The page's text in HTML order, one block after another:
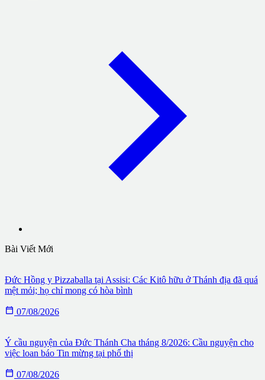
Bài Viết Mới
Đức Hồng y Pizzaballa tại Assisi: Các Kitô hữu ở Thánh địa đã quá
mệt mỏi; họ chỉ mong có hòa bình
 07/08/2026
Ý cầu nguyện của Đức Thánh Cha tháng 8/2026: Cầu nguyện cho
việc loan báo Tin mừng tại phố thị
 07/08/2026